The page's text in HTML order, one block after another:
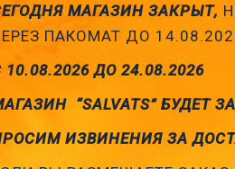
JAUNĀKĀS ZIŅAS
МАГАЗИН ЗАКРЫТ,
ПАКОМАТ ДО
10.08.2026 ДО 24.08.2026
“SALVATS”
ИЗВИНЕНИЯ ЗА